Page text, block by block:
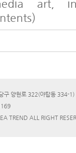
art,
구 양현로 322(야탑동 334-
TREND ALL RIGHT